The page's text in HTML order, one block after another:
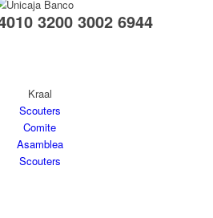
3200 3002 6944